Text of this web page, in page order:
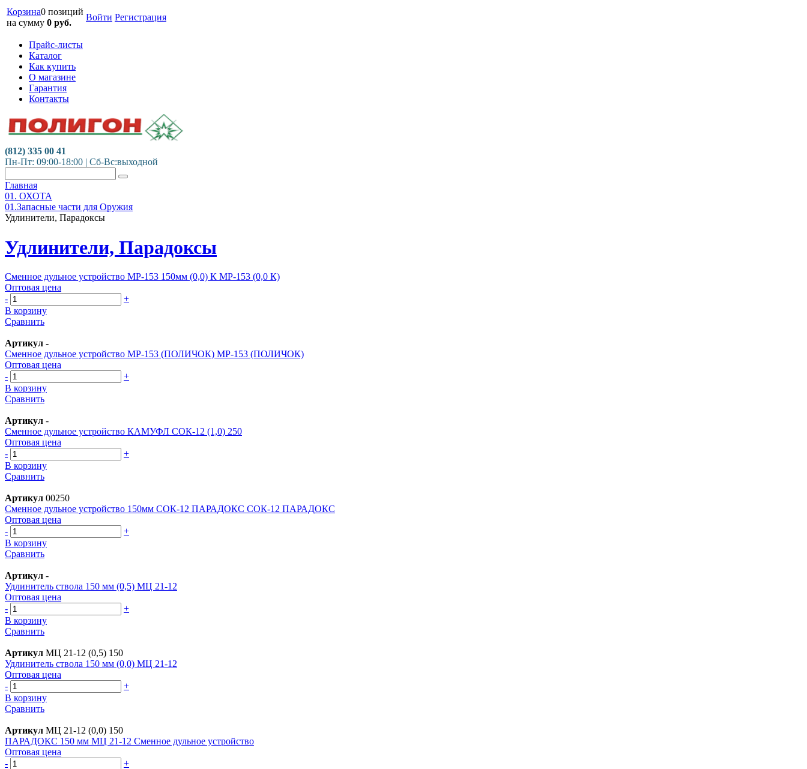
Корзина0 позиций
на сумму 0 руб.
Войти Регистрация
Прайс-листы
Каталог
Как купить
О магазине
Гарантия
Контакты
(812) 335 00 41
Пн-Пт: 09:00-18:00 | Сб-Вс:выходной
Главная
01. ОХОТА
01.Запасные части для Оружия
Удлинители, Парадоксы
Удлинители, Парадоксы
Сменное дульное устройство МР-153 150мм (0,0) К МР-153 (0,0 К)
Оптовая цена
-
+
В корзину
Сравнить
Артикул -
Сменное дульное устройство МР-153 (ПОЛИЧОК) МР-153 (ПОЛИЧОК)
Оптовая цена
-
+
В корзину
Сравнить
Артикул -
Сменное дульное устройство КАМУФЛ СОК-12 (1,0) 250
Оптовая цена
-
+
В корзину
Сравнить
Артикул 00250
Сменное дульное устройство 150мм СОК-12 ПАРАДОКС СОК-12 ПАРАДОКС
Оптовая цена
-
+
В корзину
Сравнить
Артикул -
Удлинитель ствола 150 мм (0,5) МЦ 21-12
Оптовая цена
-
+
В корзину
Сравнить
Артикул МЦ 21-12 (0,5) 150
Удлинитель ствола 150 мм (0,0) МЦ 21-12
Оптовая цена
-
+
В корзину
Сравнить
Артикул МЦ 21-12 (0,0) 150
ПАРАДОКС 150 мм МЦ 21-12 Сменное дульное устройство
Оптовая цена
-
+